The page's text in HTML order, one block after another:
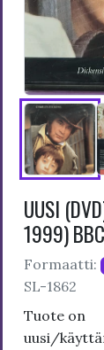
UUSI
1999) BBC
Formaatti:
SL-1862
Tuote on
uusi/